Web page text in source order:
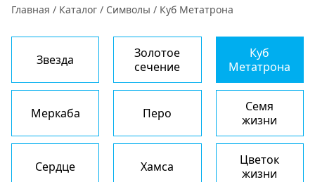
Главная / Каталог / Символы / Куб Метатрона
Звезда
Золотое
сечение
Куб
Метатрона
Меркаба Перо
Семя
жизни
Сердце Хамса
Цветок
жизни